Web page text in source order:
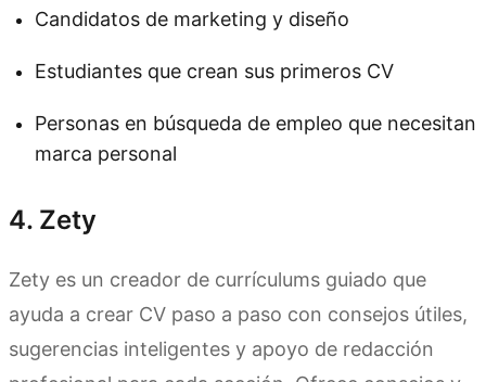
Candidatos de marketing y diseño
Estudiantes que crean sus primeros CV
Personas en búsqueda de empleo que necesitan
marca personal
4. Zety
Zety es un creador de currículums guiado que
ayuda a crear CV paso a paso con consejos útiles,
sugerencias inteligentes y apoyo de redacción